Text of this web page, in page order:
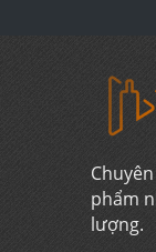
phẩm
lượng.